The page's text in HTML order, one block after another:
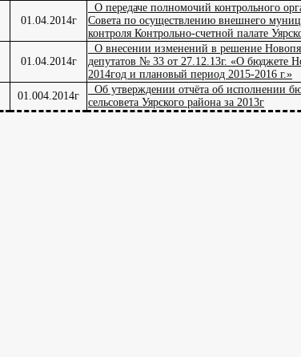
01.04.2014г
О передаче полномочий контрольного
Совета по осуществлению внешнего
контроля Контрольно-счетной палате
01.04.2014г
О внесении изменений в решение
депутатов № 33 от 27.12.13г. «О бюджете
2014год и плановый период 2015-2016 г.»
01.004.2014г
Об утверждении отчёта об исполнении
сельсовета Уярского района за 2013г